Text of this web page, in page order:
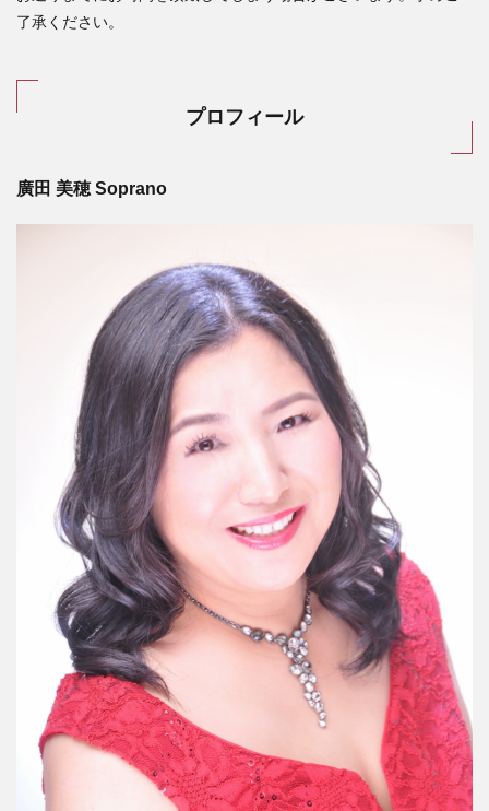
了承ください。
プロフィール
廣田 美穂Soprano